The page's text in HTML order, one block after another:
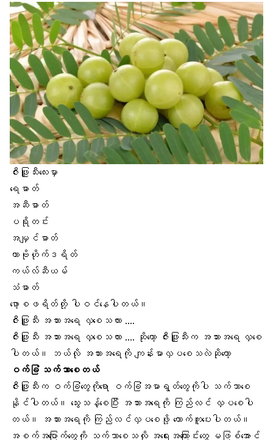
ဇီးဖြူသီးလေးမှာ
ရေဓာတ်
အဆီဓာတ်
ပရိုတင်း
အမျှင်ဓာတ်
ကာဗိုဟိုက်ဒရိတ်
ကယ်လ်ဆီယမ်
သံဓာတ်
ဖော့စဖရိတ်တို့ ပါဝင်နေပါတယ်။
ဇီးဖြူသီး အသားအရေ လှစေသလား ….
ဇီးဖြူသီး အသားအရေ လှစေသလား …. ဆိုတော့ ဇီးဖြူသီးက အသားအရေ လှစေ
ပါ တယ်။ ဘယ်လို အသားအရေကို ကျန်းမာလှပစေသလဲဆိုတော့
ဝက်ခြံ သက်သာစေတယ်
ဇီးဖြူသီးက ဝက်ခြံတွေကိုရော ဝက်ခြံအမာရွတ်တွေကိုပါ သက်သာစေ
နိုင်ပါတယ်။ သွေးသန့်စေပြီး အသားအရေကို ကြည်လင် လှပစေပါ
တယ်။ အသားအရေကို ကြည်လင်လှပစေဖို့ ထောက်ကူပေးပါတယ်။
အစက်အပြောက်တွေကို သက်သာစေသလို အရေးအကြောင်းတွေ မဖြစ်အောင်